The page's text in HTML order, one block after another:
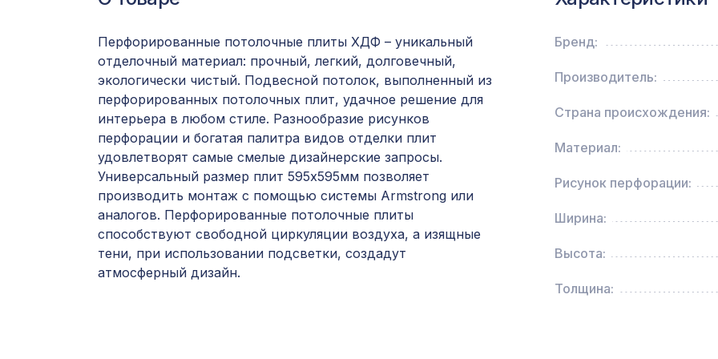
Перфорированная панель ГОТИКА,
ХДФ, без отделки
Профиль кромочный, венге, 1850х30х7 мм
Угол AX002, 18х18, 2000мм, Экополимер/75
Натуральные обои Cosca Traditional Prints
Консоль для архитектурного бруса
Перфорированные потолочные плиты ХДФ – уникальный
отделочный материал: прочный, легкий, долговечный,
экологически чистый. Подвесной потолок, выполненный из
перфорированных потолочных плит, удачное решение для
интерьера в любом стиле. Разнообразие рисунков
перфорации и богатая палитра видов отделки плит
удовлетворят самые смелые дизайнерские запросы.
Универсальный размер плит 595х595мм позволяет
производить монтаж с помощью системы Armstrong или
аналогов. Перфорированные потолочные плиты
способствуют свободной циркуляции воздуха, а изящные
тени, при использовании подсветки, создадут
атмосферный дизайн.
Бренд:
Производитель:
Страна происхождения:
Материал:
Рисунок перфорации:
Ширина:
Высота:
Толщина: